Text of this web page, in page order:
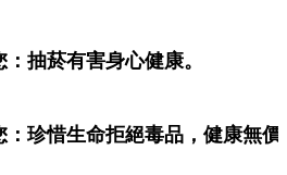
抽菸有害身心健康。
珍惜生命拒絕毒品，健康無價